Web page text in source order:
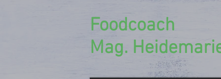
Foodcoach
Mag.